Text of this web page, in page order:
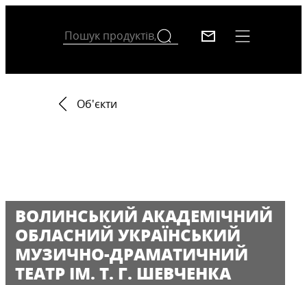
Об'єкти
ВОЛИНСЬКИЙ АКАДЕМІЧНИЙ
ОБЛАСНИЙ УКРАЇНСЬКИЙ
МУЗИЧНО-ДРАМАТИЧНИЙ
ТЕАТР ІМ. Т. Г. ШЕВЧЕНКА